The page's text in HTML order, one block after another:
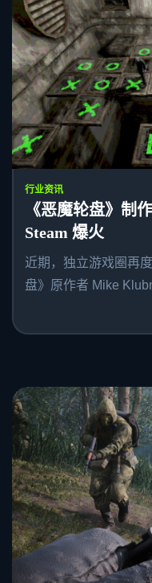
行业资讯
《恶魔轮盘》制
Steam 爆火
近期，独立游戏圈再
盘》原作者 Mike